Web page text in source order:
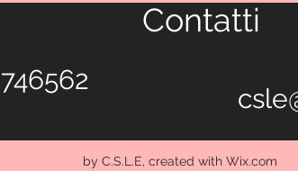
Contatti
by C.S.L.E, created with Wix.com